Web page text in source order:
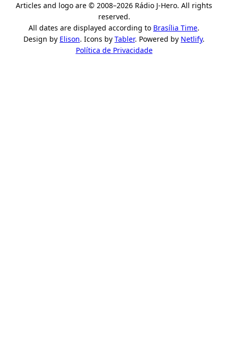
Articles and logo are © 2008–2026 Rádio J-Hero. All rights
reserved.
All dates are displayed according to Brasília Time.
Design by Elison. Icons by Tabler. Powered by Netlify.
Política de Privacidade